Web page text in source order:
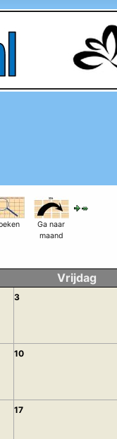
Ga naar
maand
Vrijdag
3
10
17